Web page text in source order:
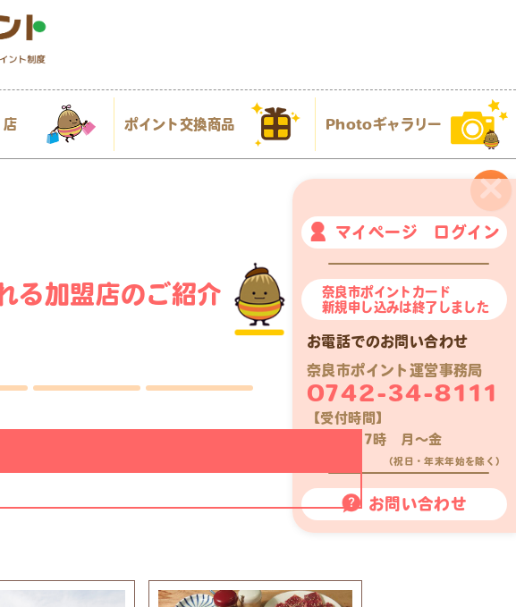
×
マイページ ログイン
奈良市ポイントカード
新規申し込みは終了しました
お電話でのお問い合わせ
奈良市ポイント運営事務局
0742-34-8111
【受付時間】
10時〜17時 月〜金
（祝日・年末年始を除く）
お問い合わせ
ポイント交換商品 Photoギャラリー
る加盟店のご紹介